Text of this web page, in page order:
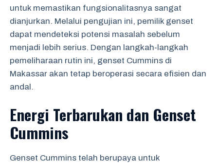
untuk memastikan fungsionalitasnya sangat
dianjurkan. Melalui pengujian ini, pemilik genset
dapat mendeteksi potensi masalah sebelum
menjadi lebih serius. Dengan langkah-langkah
pemeliharaan rutin ini, genset Cummins di
Makassar akan tetap beroperasi secara efisien dan
andal.
Energi Terbarukan dan Genset
Cummins
Genset Cummins telah berupaya untuk